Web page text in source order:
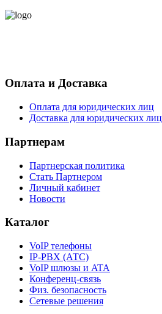
Оплата и Доставка
Оплата для юридических лиц
Доставка для юридических лиц
Партнерам
Партнерская политика
Стать Партнером
Личный кабинет
Новости
Каталог
VoIP телефоны
IP-PBX (АТС)
VoIP шлюзы и ATA
Конференц-связь
Физ. безопасность
Сетевые решения